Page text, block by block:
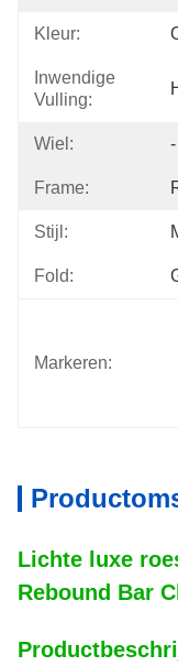
Kleur:
Inwendige
Vulling:
Wiel:
Frame:
Stijl:
Fold:
Markeren:
Lichte luxe
Rebound Bar